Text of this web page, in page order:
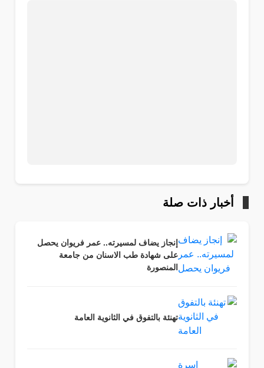
أخبار ذات صلة
إنجاز يضاف لمسيرته.. عمر فريوان يحصل
على شهادة طب الاسنان من جامعة
المنصورة
تهنئة بالتفوق في الثانوية العامة